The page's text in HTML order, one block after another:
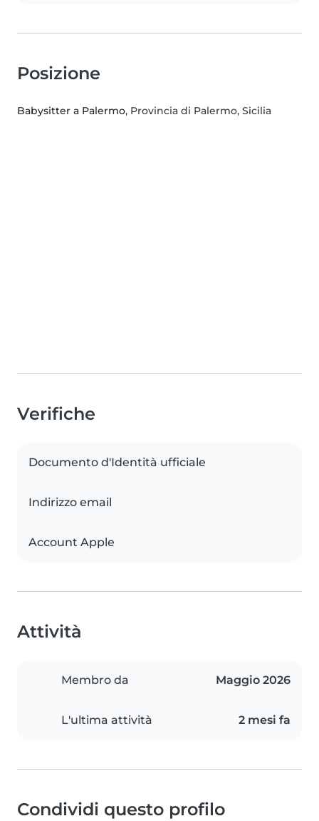
Posizione
Babysitter a Palermo, Provincia di Palermo, Sicilia
Verifiche
Documento d'Identità ufficiale
Indirizzo email
Account Apple
Attività
Membro da Maggio 2026
L'ultima attività 2 mesi fa
Condividi questo profilo